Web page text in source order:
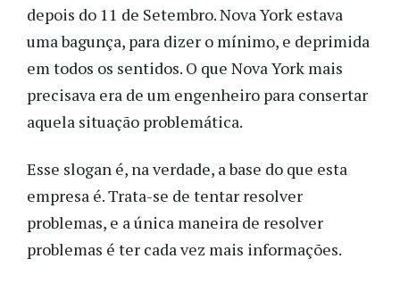
depois do 11 de Setembro. Nova York estava
uma bagunça, para dizer o mínimo, e deprimida
em todos os sentidos. O que Nova York mais
precisava era de um engenheiro para consertar
aquela situação problemática.
Esse slogan é, na verdade, a base do que esta
empresa é. Trata-se de tentar resolver
problemas, e a única maneira de resolver
problemas é ter cada vez mais informações.